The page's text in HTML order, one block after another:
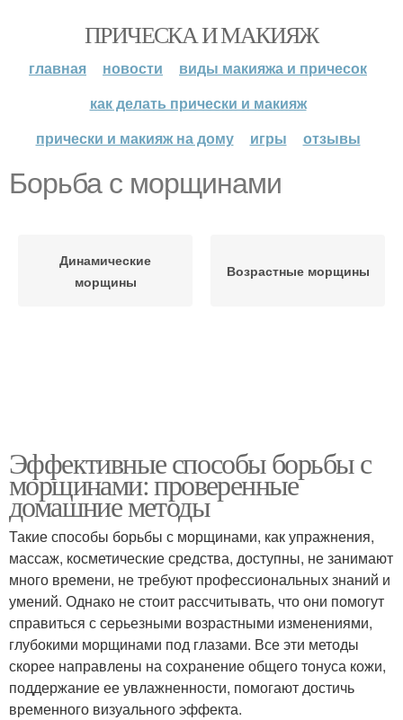
ПРИЧЕСКА И МАКИЯЖ
главная новости
виды макияжа и причесок
как делать прически и макияж
прически и макияж на дому
игры отзывы
Борьба с морщинами
Динамические
морщины
Возрастные морщины
Эффективные способы борьбы с
морщинами: проверенные
домашние методы
Такие способы борьбы с морщинами, как упражнения,
массаж, косметические средства, доступны, не занимают
много времени, не требуют профессиональных знаний и
умений. Однако не стоит рассчитывать, что они помогут
справиться с серьезными возрастными изменениями,
глубокими морщинами под глазами. Все эти методы
скорее направлены на сохранение общего тонуса кожи,
поддержание ее увлажненности, помогают достичь
временного визуального эффекта.